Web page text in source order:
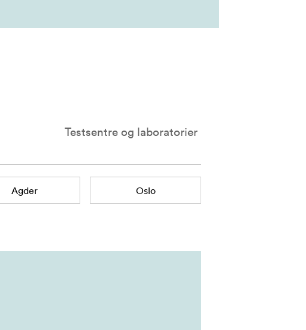
Testsentre og laboratorier
Agder Oslo